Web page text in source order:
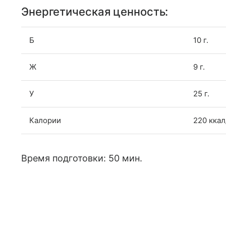
Энергетическая ценность:
Б 10 г.
Ж 9 г.
У 25 г.
Калории 220
Время подготовки: 50 мин.